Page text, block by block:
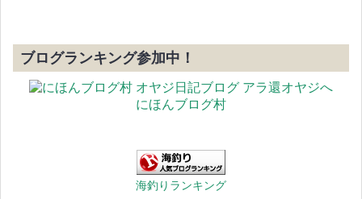
ブログランキング参加中！
にほんブログ村
海釣りランキング